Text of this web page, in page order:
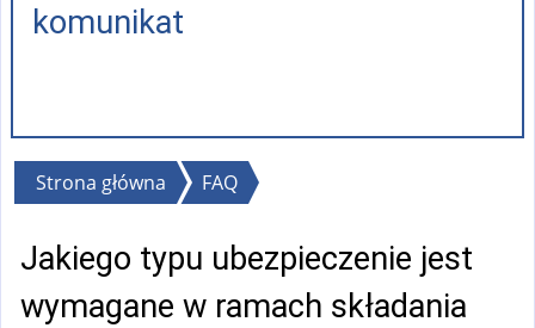
komunikat
Jesteś
Strona główna FAQ
Jakiego typu ubezpieczenie jest
wymagane w ramach składania